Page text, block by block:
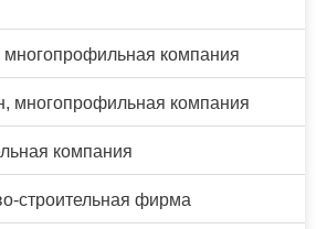
многопрофильная компания
многопрофильная компания
компания
строительная фирма